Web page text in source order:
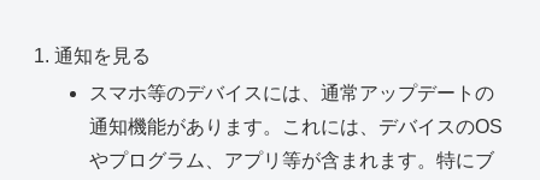
通知を見る
スマホ等のデバイスには、通常アップデートの
通知機能があります。これには、デバイスのOS
やプログラム、アプリ等が含まれます。特にブ